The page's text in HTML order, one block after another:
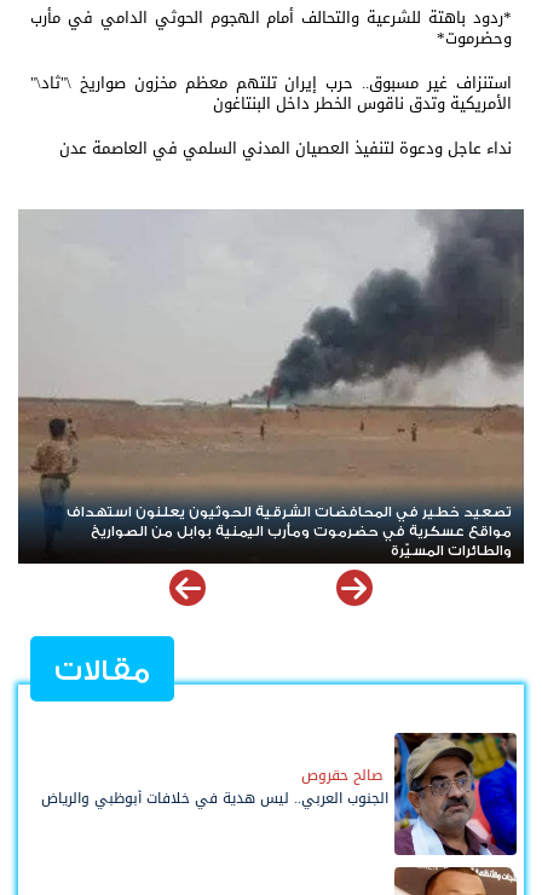
*ردود باهتة للشرعية والتحالف أمام الهجوم الحوثي الدامي في مأرب
وحضرموت*
استنزاف غير مسبوق.. حرب إيران تلتهم معظم مخزون صواريخ \"ثاد\"
الأمريكية وتدق ناقوس الخطر داخل البنتاغون
نداء عاجل ودعوة لتنفيذ العصيان المدني السلمي في العاصمة عدن
*ردود باهتة للشرعية والتحالف أمام الهجوم الحوثي الدامي في مأرب
وحضرموت*
مقالات
صالح حقروص
الجنوب العربي.. ليس هدية في خلافات أبوظبي والرياض